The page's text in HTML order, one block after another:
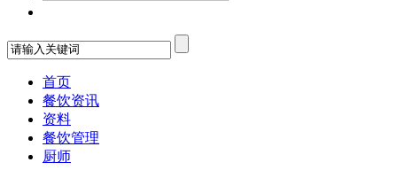
首页
餐饮资讯
资料
餐饮管理
厨师